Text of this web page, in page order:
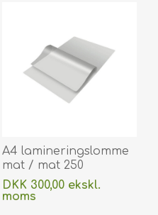
A4 lamineringslomme
mat / mat 250
micron/my 216 x 303
mm til varmlaminering
DKK 300,00 ekskl.
moms